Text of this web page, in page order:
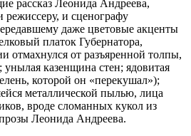
рассказ Леонида Андреева,
режиссеру, и сценографу
даже цветовые акценты
платок Губернатора,
отмахнулся от разъяренной толпы,
казенщина стен; ядовитая
которой он «перекушал»);
металлической пылью, лица
вроде сломанных кукол из
Леонида Андреева.